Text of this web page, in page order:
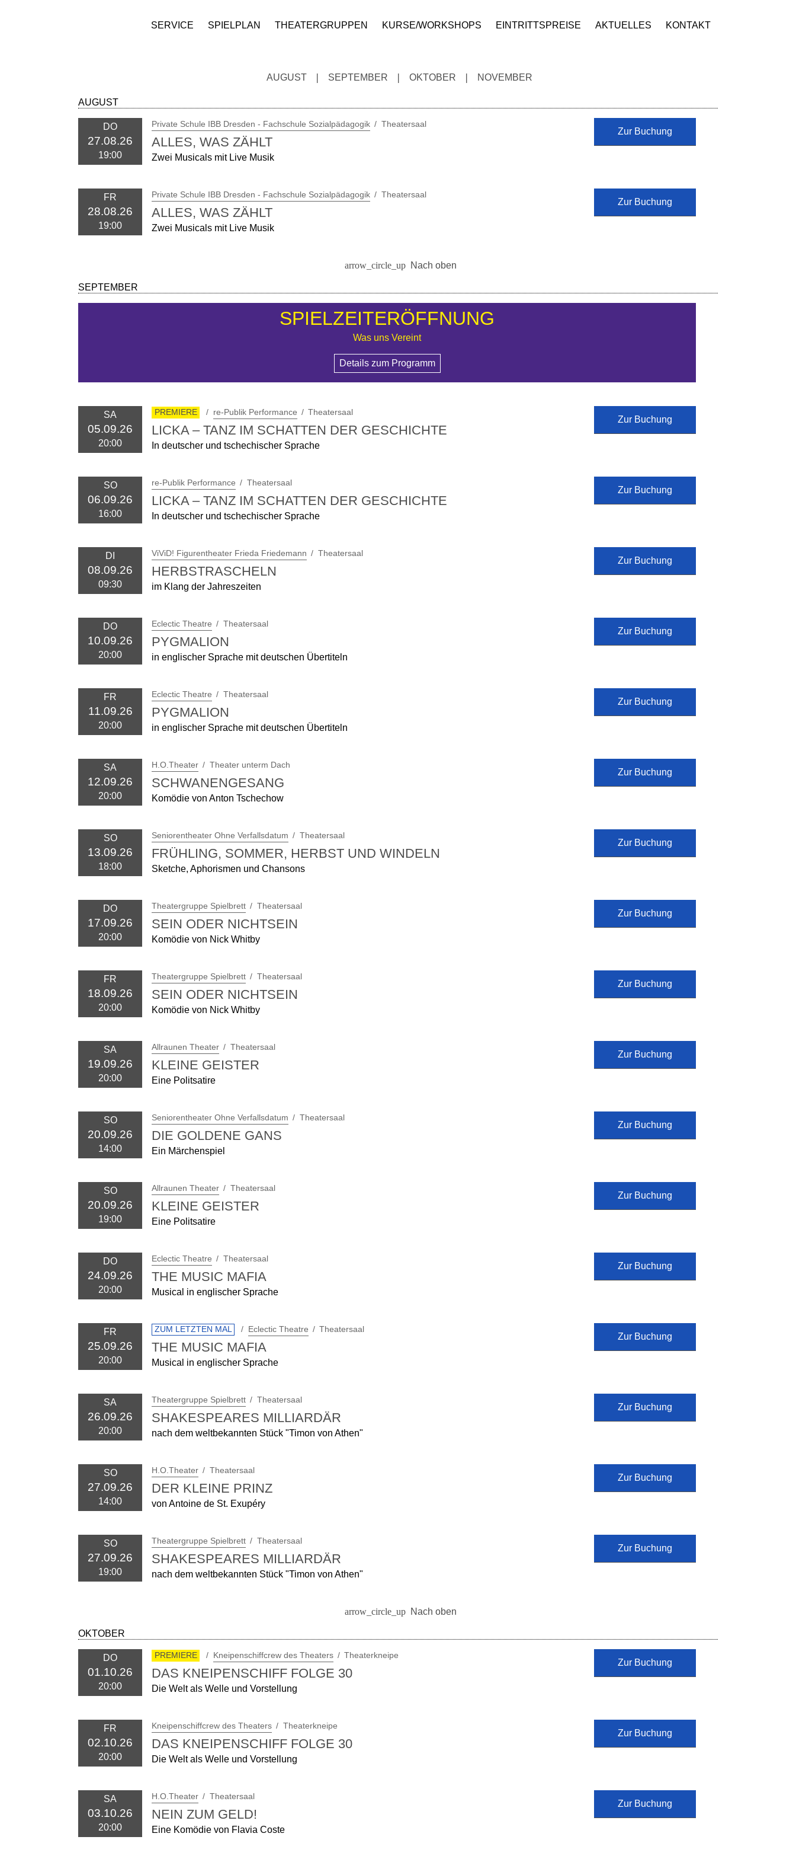
SERVICE SPIELPLAN THEATERGRUPPEN KURSE/WORKSHOPS EINTRITTSPREISE AKTUELLES KONTAKT
AUGUST SEPTEMBER OKTOBER NOVEMBER
AUGUST
DO
27.08.26
19:00
Private Schule IBB Dresden - Fachschule Sozialpädagogik Theatersaal
ALLES, WAS ZÄHLT
Zwei Musicals mit Live Musik
Zur Buchung
FR
28.08.26
19:00
Private Schule IBB Dresden - Fachschule Sozialpädagogik Theatersaal
ALLES, WAS ZÄHLT
Zwei Musicals mit Live Musik
Zur Buchung
Nach oben
SEPTEMBER
SPIELZEITERÖFFNUNG
Was uns Vereint
Details zum Programm
SA
05.09.26
20:00
PREMIERE re-Publik Performance Theatersaal
LICKA – TANZ IM SCHATTEN DER GESCHICHTE
In deutscher und tschechischer Sprache
Zur Buchung
SO
06.09.26
16:00
re-Publik Performance Theatersaal
LICKA – TANZ IM SCHATTEN DER GESCHICHTE
In deutscher und tschechischer Sprache
Zur Buchung
DI
08.09.26
09:30
ViViD! Figurentheater Frieda Friedemann Theatersaal
HERBSTRASCHELN
im Klang der Jahreszeiten
Zur Buchung
DO
10.09.26
20:00
Eclectic Theatre Theatersaal
PYGMALION
in englischer Sprache mit deutschen Übertiteln
Zur Buchung
FR
11.09.26
20:00
Eclectic Theatre Theatersaal
PYGMALION
in englischer Sprache mit deutschen Übertiteln
Zur Buchung
SA
12.09.26
20:00
H.O.Theater Theater unterm Dach
SCHWANENGESANG
Komödie von Anton Tschechow
Zur Buchung
SO
13.09.26
18:00
Seniorentheater Ohne Verfallsdatum Theatersaal
FRÜHLING, SOMMER, HERBST UND WINDELN
Sketche, Aphorismen und Chansons
Zur Buchung
DO
17.09.26
20:00
Theatergruppe Spielbrett Theatersaal
SEIN ODER NICHTSEIN
Komödie von Nick Whitby
Zur Buchung
FR
18.09.26
20:00
Theatergruppe Spielbrett Theatersaal
SEIN ODER NICHTSEIN
Komödie von Nick Whitby
Zur Buchung
SA
19.09.26
20:00
Allraunen Theater Theatersaal
KLEINE GEISTER
Eine Politsatire
Zur Buchung
SO
20.09.26
14:00
Seniorentheater Ohne Verfallsdatum Theatersaal
DIE GOLDENE GANS
Ein Märchenspiel
Zur Buchung
SO
20.09.26
19:00
Allraunen Theater Theatersaal
KLEINE GEISTER
Eine Politsatire
Zur Buchung
DO
24.09.26
20:00
Eclectic Theatre Theatersaal
THE MUSIC MAFIA
Musical in englischer Sprache
Zur Buchung
FR
25.09.26
20:00
ZUM LETZTEN MAL Eclectic Theatre Theatersaal
THE MUSIC MAFIA
Musical in englischer Sprache
Zur Buchung
SA
26.09.26
20:00
Theatergruppe Spielbrett Theatersaal
SHAKESPEARES MILLIARDÄR
nach dem weltbekannten Stück "Timon von Athen"
Zur Buchung
SO
27.09.26
14:00
H.O.Theater Theatersaal
DER KLEINE PRINZ
von Antoine de St. Exupéry
Zur Buchung
SO
27.09.26
19:00
Theatergruppe Spielbrett Theatersaal
SHAKESPEARES MILLIARDÄR
nach dem weltbekannten Stück "Timon von Athen"
Zur Buchung
Nach oben
OKTOBER
DO
01.10.26
20:00
PREMIERE Kneipenschiffcrew des Theaters Theaterkneipe
DAS KNEIPENSCHIFF FOLGE 30
Die Welt als Welle und Vorstellung
Zur Buchung
FR
02.10.26
20:00
Kneipenschiffcrew des Theaters Theaterkneipe
DAS KNEIPENSCHIFF FOLGE 30
Die Welt als Welle und Vorstellung
Zur Buchung
SA
03.10.26
20:00
H.O.Theater Theatersaal
NEIN ZUM GELD!
Eine Komödie von Flavia Coste
Zur Buchung